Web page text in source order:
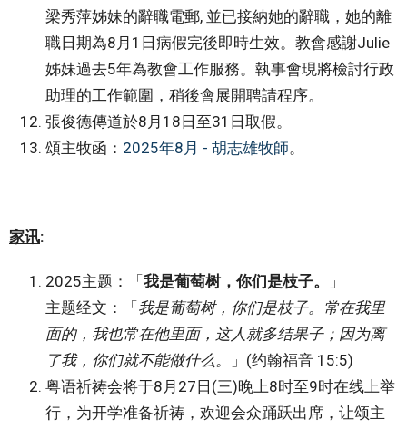
梁秀萍姊妹的辭職電郵, 並已接納她的辭職，她的離
職日期為8月1日病假完後即時生效。教會感謝Julie
姊妹過去5年為教會工作服務。執事會現將檢討行政
助理的工作範圍，稍後會展開聘請程序。
張俊德傳道於8月18日至31日取假。
頌主牧函： 2025年8月 - 胡志雄牧師。
家讯:
2025主题：「 我是葡萄树，你们是枝子。
」
主题经文：「 我是葡萄树，你们是枝子。常在我里
面的，我也常在他里面，这人就多结果子；因为离
了我，你们就不能做什么。
」(约翰福音 15:5)
粤语祈祷会将于8月27日(三)晚上8时至9时在线上举
行，为开学准备祈祷，欢迎会众踊跃出席，让颂主